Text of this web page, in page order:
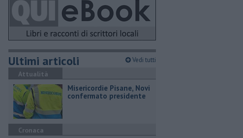
Ultimi articoli Vedi tutti
Attualità
Misericordie Pisane, Novi
confermato presidente
Cronaca